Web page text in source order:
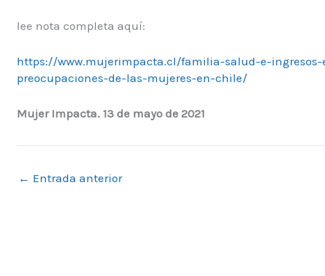
lee nota completa aquí:
https://www.mujerimpacta.cl/familia-salud-e-
preocupaciones-de-las-mujeres-en-chile/
Mujer Impacta. 13 de mayo de 2021
← Entrada anterior